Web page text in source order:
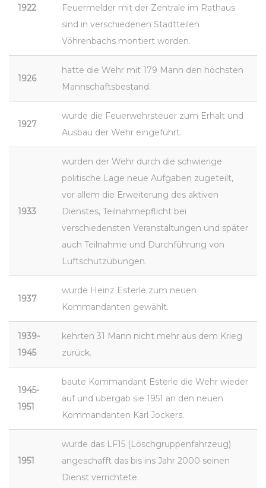
1922
Feuermelder mit der Zentrale im Rathaus
sind in verschiedenen Stadtteilen
Vöhrenbachs montiert worden.
1926
hatte die Wehr mit 179 Mann den höchsten
Mannschaftsbestand.
1927
wurde die Feuerwehrsteuer zum Erhalt und
Ausbau der Wehr eingeführt.
1933
wurden der Wehr durch die schwierige
politische Lage neue Aufgaben zugeteilt,
vor allem die Erweiterung des aktiven
Dienstes, Teilnahmepflicht bei
verschiedensten Veranstaltungen und später
auch Teilnahme und Durchführung von
Luftschutzübungen.
1937
wurde Heinz Esterle zum neuen
Kommandanten gewählt.
1939-
1945
kehrten 31 Mann nicht mehr aus dem Krieg
zurück.
1945-
1951
baute Kommandant Esterle die Wehr wieder
auf und übergab sie 1951 an den neuen
Kommandanten Karl Jockers.
1951
wurde das LF15 (Löschgruppenfahrzeug)
angeschafft das bis ins Jahr 2000 seinen
Dienst verrichtete.